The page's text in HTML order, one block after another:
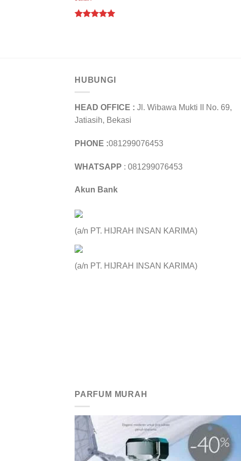
HUBUNGI
HEAD OFFICE : Jl. Wibawa Mukti II No. 69,
Jatiasih, Bekasi
PHONE :081299076453
WHATSAPP : 081299076453
Akun Bank
(a/n PT. HIJRAH INSAN KARIMA)
(a/n PT. HIJRAH INSAN KARIMA)
PARFUM MURAH